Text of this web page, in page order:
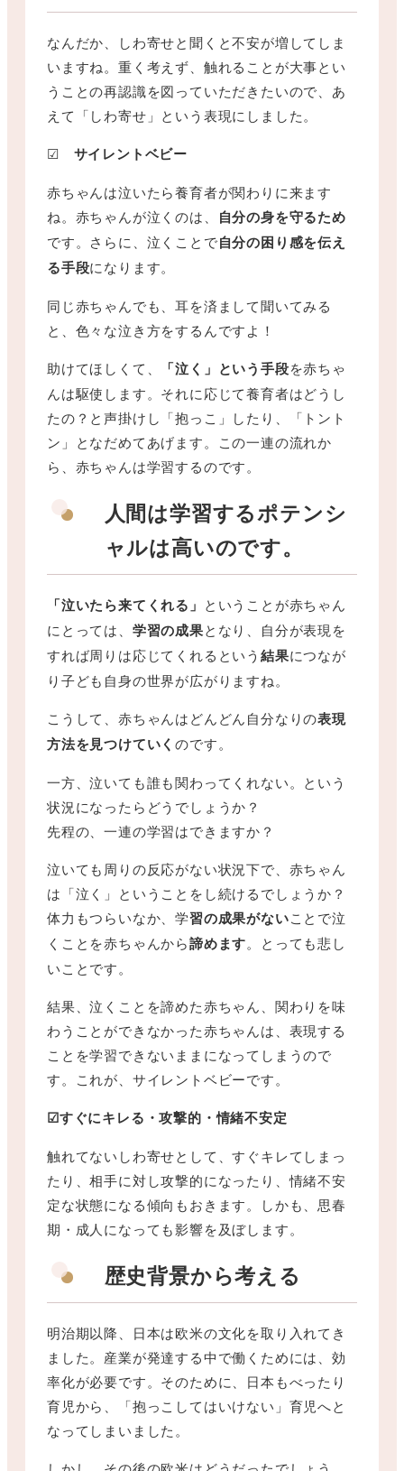
なんだか、しわ寄せと聞くと不安が増してしま
いますね。重く考えず、触れることが大事とい
うことの再認識を図っていただきたいので、あ
えて「しわ寄せ」という表現にしました。
☑
サイレントベビー
赤ちゃんは泣いたら養育者が関わりに来ます
ね。赤ちゃんが泣くのは、
自分の身を守るため
です。さらに、泣くことで自分の困り感を伝え
る手段になります。
同じ赤ちゃんでも、耳を済まして聞いてみる
と、色々な泣き方をするんですよ！
助けてほしくて、
「泣く」という手段を赤ちゃ
んは駆使します。それに応じて養育者はどうし
たの？と声掛けし「抱っこ」したり、「トント
ン」となだめてあげます。この一連の流れか
ら、赤ちゃんは学習するのです。
人間は学習するポテンシ
ャルは高いのです。
「泣いたら来てくれる」 ということが赤ちゃん
にとっては、 学習の成果となり、自分が表現を
すれば周りは応じてくれるという 結果につなが
り子ども自身の世界が広がりますね。
こうして、赤ちゃんはどんどん自分なりの表現
方法を見つけていくのです。
一方、泣いても誰も関わってくれない。という
状況になったらどうでしょうか？
先程の、一連の学習はできますか？
泣いても周りの反応がない状況下で、赤ちゃん
は「泣く」ということをし続けるでしょうか？
体力もつらいなか、学習の成果がないことで泣
くことを赤ちゃんから諦めます。とっても悲し
いことです。
結果、泣くことを諦めた赤ちゃん、関わりを味
わうことができなかった赤ちゃんは、表現する
ことを学習できないままになってしまうので
す。これが、サイレントベビーです。
☑すぐにキレる・攻撃的・情緒不安定
触れてないしわ寄せとして、すぐキレてしまっ
たり、相手に対し攻撃的になったり、情緒不安
定な状態になる傾向もおきます。しかも、思春
期・成人になっても影響を及ぼします。
歴史背景から考える
明治期以降、日本は欧米の文化を取り入れてき
ました。産業が発達する中で働くためには、効
率化が必要です。そのために、日本もべったり
育児から、「抱っこしてはいけない」育児へと
なってしまいました。